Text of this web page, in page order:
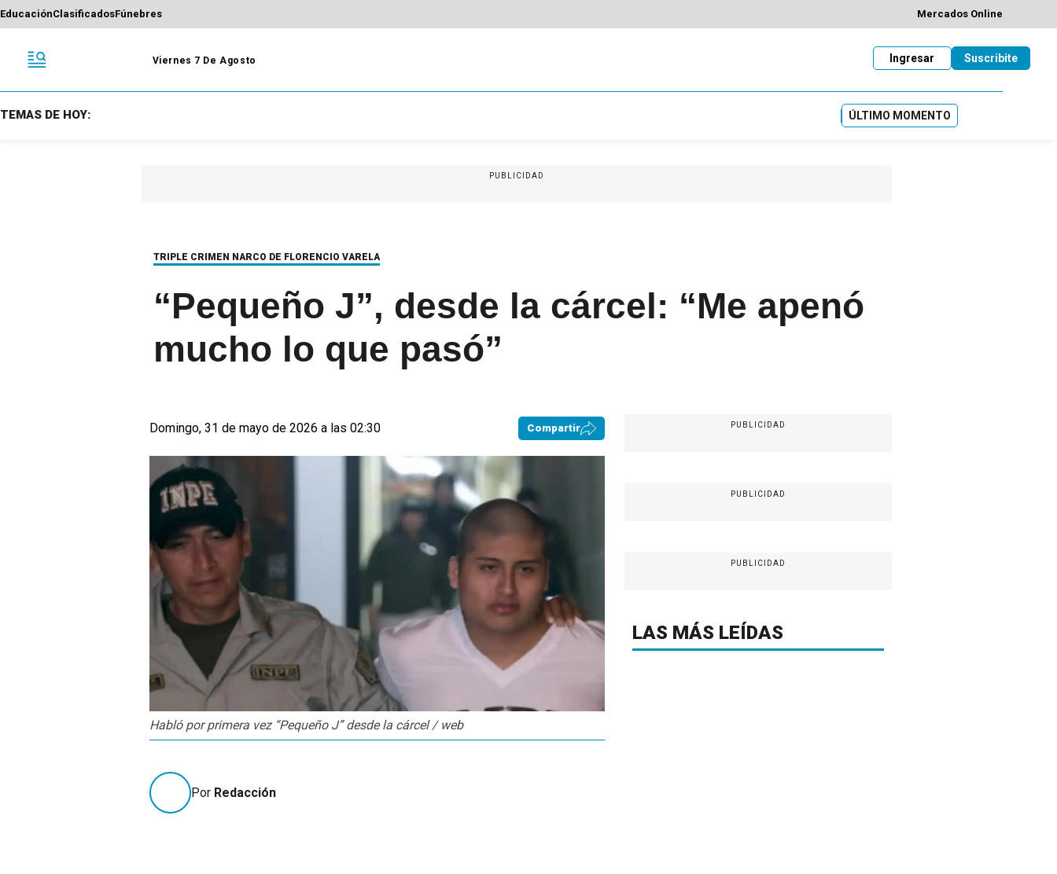
EducaciónClasificadosFúnebres Mercados Online
Viernes 7 De Agosto Suscribite
Ingresar
TEMAS DE HOY: ÚLTIMO MOMENTO
PUBLICIDAD
TRIPLE CRIMEN NARCO DE FLORENCIO VARELA
“Pequeño J”, desde la cárcel: “Me apenó
mucho lo que pasó”
Domingo, 31 de mayo de 2026 a las 02:30 Compartir
Habló por primera vez “Pequeño J” desde la cárcel / web
Por Redacción
PUBLICIDAD
PUBLICIDAD
PUBLICIDAD
LAS MÁS LEÍDAS